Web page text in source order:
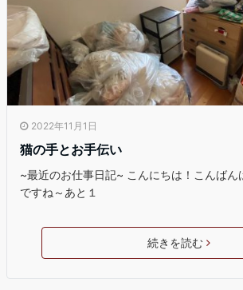
2022年11月1日
猫の手とお手伝い
~最近のお仕事日記~ こんにちは！こんばん
ですね～あと１
続きを読む